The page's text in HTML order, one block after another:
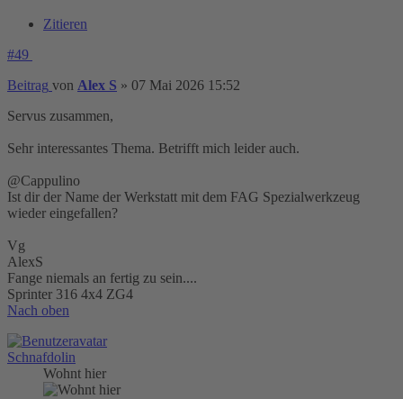
Zitieren
#49
Beitrag von Alex S » 07 Mai 2026 15:52
Servus zusammen,
Sehr interessantes Thema. Betrifft mich leider auch.
@Cappulino
Ist dir der Name der Werkstatt mit dem FAG Spezialwerkzeug
wieder eingefallen?
Vg
AlexS
Fange niemals an fertig zu sein....
Sprinter 316 4x4 ZG4
Nach oben
Schnafdolin
Wohnt hier